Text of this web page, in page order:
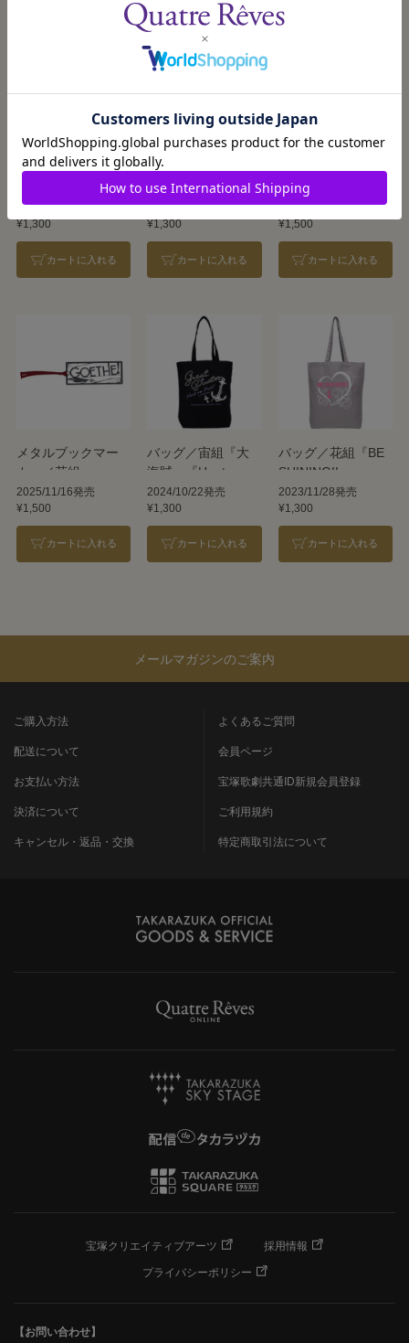
バッグ／花組
2025/11/16発売
¥1,300
カートに入れる
バッグ／花組『ド
ン・ジュアン』
2024/7/16発売
¥1,300
カートに入れる
スマホスタンド／
花組『ドン・ジュ
アン』
2024/7/16発売
¥1,500
カートに入れる
メタルブックマー
カー／花組
『Goethe!』
2025/11/16発売
¥1,500
カートに入れる
バッグ／宙組『大
海賊』『Heat on
Beat!
―Evolution―』
2024/10/22発売
¥1,300
カートに入れる
バッグ／花組『BE
SHINING!!』
2023/11/28発売
¥1,300
カートに入れる
メールマガジンのご案内
ご購入方法
配送について
お支払い方法
決済について
キャンセル・返品・交換
よくあるご質問
会員ページ
宝塚歌劇共通ID新規会員登録
ご利用規約
特定商取引法について
宝塚クリエイティブアーツ
採用情報
プライバシーポリシー
【お問い合わせ】